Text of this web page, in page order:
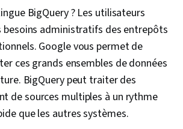
de programmation, Traitement des
Programmation informatique, SQL,
des données, Qualité des
Intégrité des données, Détermination
la taille de l'échantillon, Prise de décision
sur des données, Partage des données,
de visualisation de données, Logiciel
BigQuery ? Les utilisateurs
besoins administratifs des entrepôts
Google vous permet de
ces grands ensembles de données
BigQuery peut traiter des
de sources multiples à un rythme
que les autres systèmes.